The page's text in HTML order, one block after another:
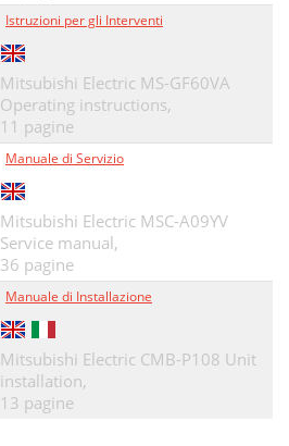
Istruzioni per gli Interventi
Mitsubishi Electric MS-GF60VA
Operating instructions,
11 pagine
Manuale di Servizio
Mitsubishi Electric MSC-A09YV
Service manual,
36 pagine
Manuale di Installazione
Mitsubishi Electric CMB-P108 Unit
installation,
13 pagine